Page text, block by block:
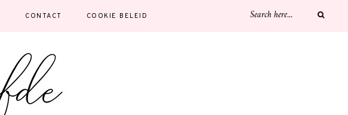
CONTACT COOKIE BELEID